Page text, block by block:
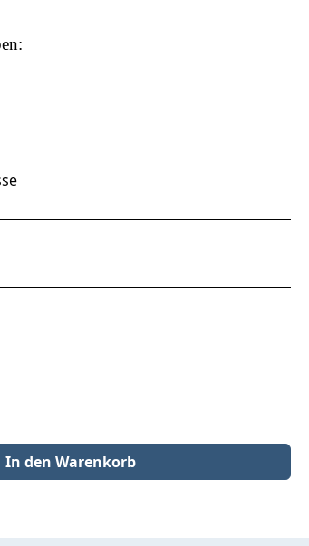
um die Anzahl zu erhöhen oder zu
In den Warenkorb